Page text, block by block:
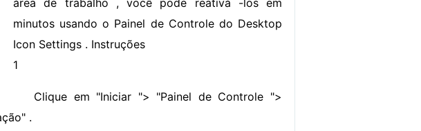
área de trabalho , você pode reativá -los em
minutos usando o Painel de Controle do Desktop
Icon Settings . Instruções
1
Clique em "Iniciar "> "Painel de Controle ">
.